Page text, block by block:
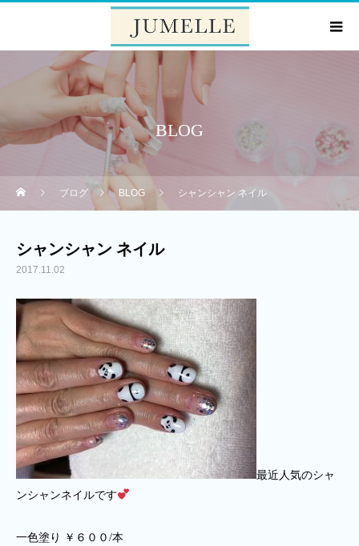
BLOG
ブログ BLOG シャンシャン ネイル
シャンシャン ネイル
2017.11.02
最近人気のシャ
ンシャンネイルです
一色塗り ￥６００/本